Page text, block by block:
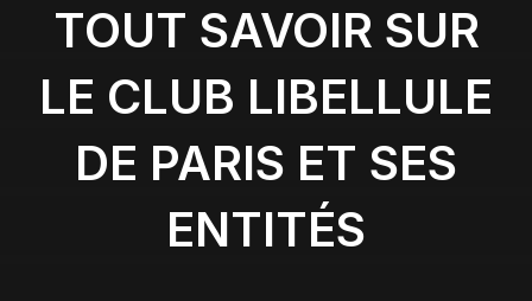
TOUT SAVOIR SUR
LE CLUB LIBELLULE
DE PARIS ET SES
ENTITÉS